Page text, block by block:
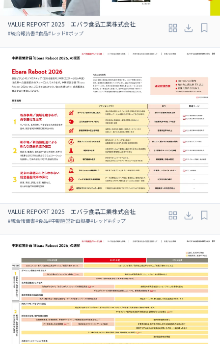
VALUE REPORT 2025｜エバラ食品工業株式会社
#統合報告書#食品#レッド#ポップ
VALUE REPORT 2025｜エバラ食品工業株式会社
#統合報告書#食品#中期経営計画概要#レッド#ポップ